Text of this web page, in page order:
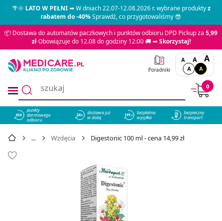
🌴🌞LATO W PEŁNI➡ W dniach 22.07-12.08.2026 r. wybrane produktyz
rabatem do -40%Sprawdź, co przygotowaliśmy 😎
📦 Dostawa do automatów paczkowych i punktów odbioru DPD Pickup za 5,99
złObowiązuje do 12.08 do godziny 12:00 🚚 ➡Skorzystaj!
Poradniki
A A A
A A
0
858
punkty
darmowego
odbioru
dostawa już
w dobę
bezpłatna
wysyłka
bezpieczny
transport
Wzdęcia Digestonic 100 ml - cena 14,99 zł